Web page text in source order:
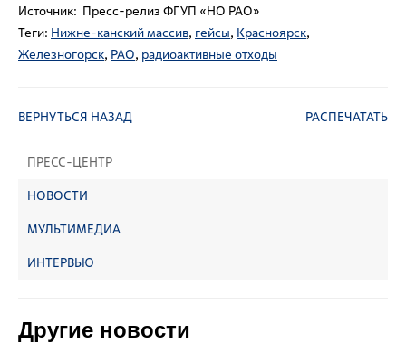
ПРЕСС-ЦЕНТР
НОВОСТИ
МУЛЬТИМЕДИА
ИНТЕРВЬЮ
Источник: Пресс-релиз ФГУП «НО РАО»
Теги: Нижне-канский массив, гейсы, Красноярск,
Железногорск, РАО, радиоактивные отходы
ВЕРНУТЬСЯ НАЗАД РАСПЕЧАТАТЬ
Другие новости